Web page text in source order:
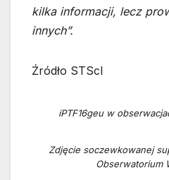
kilka informacji, lecz
innych”.
Źródło STScI
iPTF16geu w
Zdjęcie soczewkowanej
Obserwatorium